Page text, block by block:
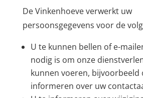
De Vinkenhoeve verwerkt uw
persoonsgegevens voor de
U te kunnen bellen of e-
nodig is om onze
kunnen voeren, bijvoorbeeld
informeren over uw